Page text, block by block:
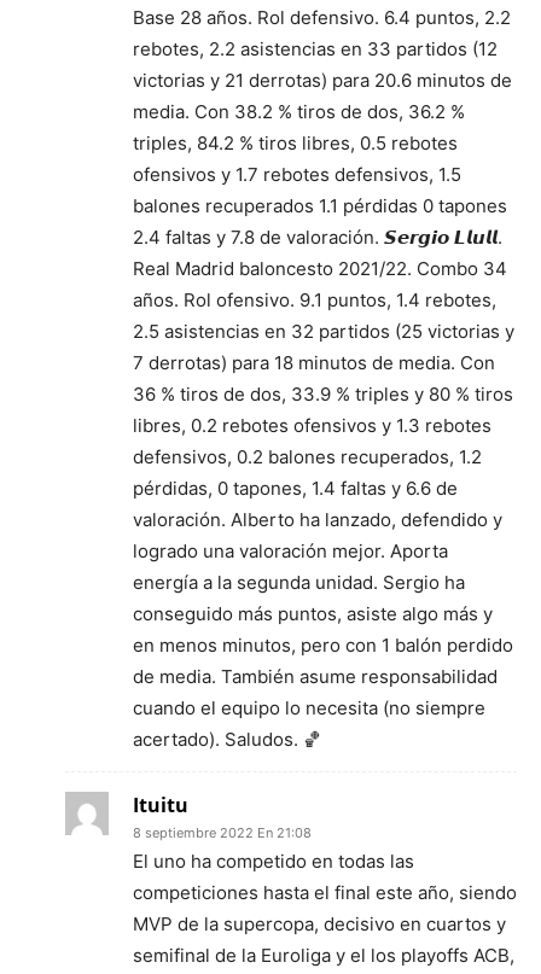
Base 28 años. Rol defensivo. 6.4 puntos, 2.2
rebotes, 2.2 asistencias en 33 partidos (12
victorias y 21 derrotas) para 20.6 minutos de
media. Con 38.2 % tiros de dos, 36.2 %
triples, 84.2 % tiros libres, 0.5 rebotes
ofensivos y 1.7 rebotes defensivos, 1.5
balones recuperados 1.1 pérdidas 0 tapones
2.4 faltas y 7.8 de valoración. 𝙎𝙚𝙧𝙜𝙞𝙤 𝙇𝙡𝙪𝙡𝙡.
Real Madrid baloncesto 2021/22. Combo 34
años. Rol ofensivo. 9.1 puntos, 1.4 rebotes,
2.5 asistencias en 32 partidos (25 victorias y
7 derrotas) para 18 minutos de media. Con
36 % tiros de dos, 33.9 % triples y 80 % tiros
libres, 0.2 rebotes ofensivos y 1.3 rebotes
defensivos, 0.2 balones recuperados, 1.2
pérdidas, 0 tapones, 1.4 faltas y 6.6 de
valoración. Alberto ha lanzado, defendido y
logrado una valoración mejor. Aporta
energía a la segunda unidad. Sergio ha
conseguido más puntos, asiste algo más y
en menos minutos, pero con 1 balón perdido
de media. También asume responsabilidad
cuando el equipo lo necesita (no siempre
acertado). Saludos. 🏀
Ituitu
8 septiembre 2022 En 21:08
El uno ha competido en todas las
competiciones hasta el final este año, siendo
MVP de la supercopa, decisivo en cuartos y
semifinal de la Euroliga y el los playoffs ACB,